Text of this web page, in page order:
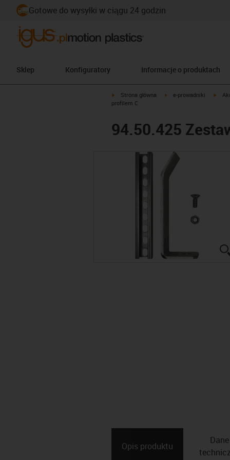
Gotowe do wysyłki w ciągu 24 godzin
Sklep Konfiguratory Informacje o produktach
igus-icon-arrow-right
Strona główna igus-icon-arrow-right
e-prowadniki
profilem C
94.50.425
Opis ­produktu
Dane